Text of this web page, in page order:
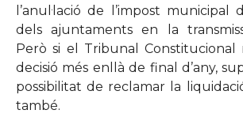
l’anul·lació de l’impost
dels ajuntaments en la
Però si el Tribunal Constitucional
decisió més enllà de final d’any,
possibilitat de reclamar la
també.